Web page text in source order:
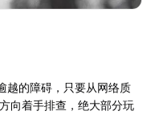
越的障碍，只要从网络质
向着手排查，绝大部分玩